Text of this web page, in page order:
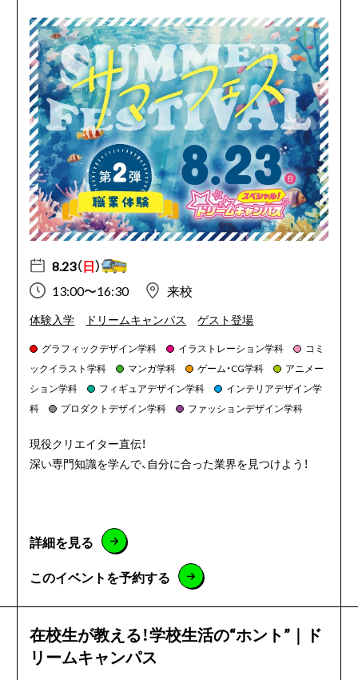
8.23（日）
13:00〜16:30
来校
体験入学 ドリームキャンパス ゲスト登場
グラフィックデザイン学科 イラストレーション学科
コミ
ックイラスト学科
マンガ学科 ゲーム・CG学科
アニメー
ション学科
フィギュアデザイン学科
インテリアデザイン学
科
プロダクトデザイン学科 ファッションデザイン学科
現役クリエイター直伝！
深い専門知識を学んで、自分に合った業界を見つけよう！
詳細を見る
このイベントを予約する
在校生が教える！学校生活の“ホント”｜ド
リームキャンパス